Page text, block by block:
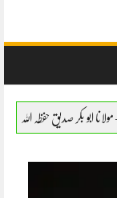
اہل کتاب کے برتن